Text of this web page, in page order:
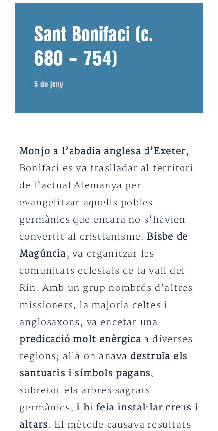
Sant Bonifaci (c.
680 – 754)
5 de juny
Monjo a l’abadia anglesa d’Exeter,
Bonifaci es va traslladar al territori
de l’actual Alemanya per
evangelitzar aquells pobles
germànics que encara no s’havien
convertit al cristianisme. Bisbe de
Magúncia, va organitzar les
comunitats eclesials de la vall del
Rin. Amb un grup nombrós d’altres
missioners, la majoria celtes i
anglosaxons, va encetar una
predicació molt enèrgicaa diverses
regions; allà on anava destruïa els
santuaris i símbols pagans,
sobretot els arbres sagrats
germànics, i hi feia instal·lar creus i
altars. El mètode causava resultats